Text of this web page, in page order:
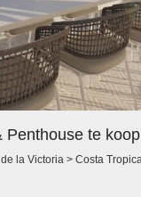
Penthouse te koop